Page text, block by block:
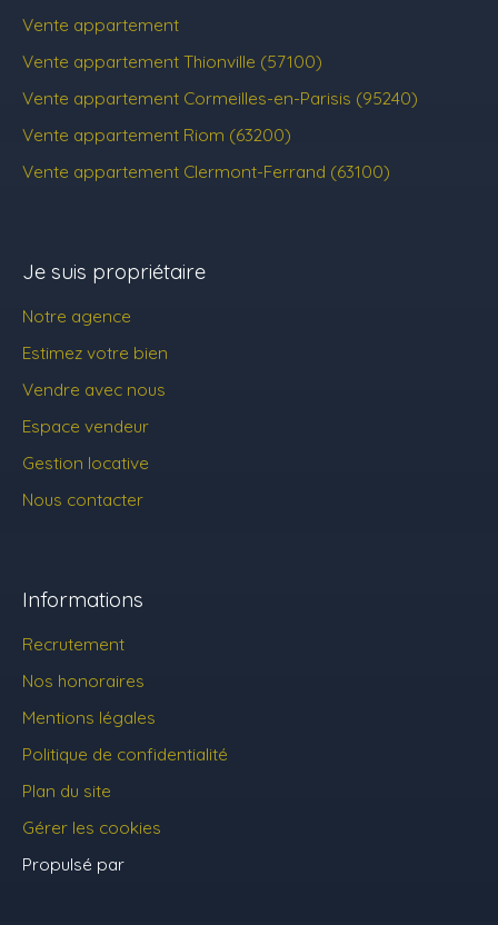
Vente appartement
Vente appartement Thionville (57100)
Vente appartement Cormeilles-en-Parisis (95240)
Vente appartement Riom (63200)
Vente appartement Clermont-Ferrand (63100)
Je suis propriétaire
Notre agence
Estimez votre bien
Vendre avec nous
Espace vendeur
Gestion locative
Nous contacter
Informations
Recrutement
Nos honoraires
Mentions légales
Politique de confidentialité
Plan du site
Gérer les cookies
Propulsé par